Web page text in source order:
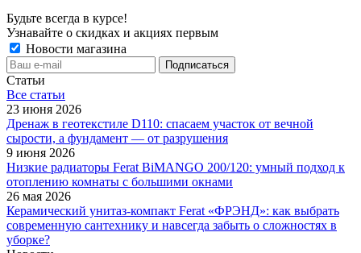
Будьте всегда в курсе!
Узнавайте о скидках и акциях первым
Новости магазина
Статьи
Все cтатьи
23 июня 2026
Дренаж в геотекстиле D110: спасаем участок от вечной
сырости, а фундамент — от разрушения
9 июня 2026
Низкие радиаторы Ferat BiMANGO 200/120: умный подход к
отоплению комнаты с большими окнами
26 мая 2026
Керамический унитаз-компакт Ferat «ФРЭНД»: как выбрать
современную сантехнику и навсегда забыть о сложностях в
уборке?